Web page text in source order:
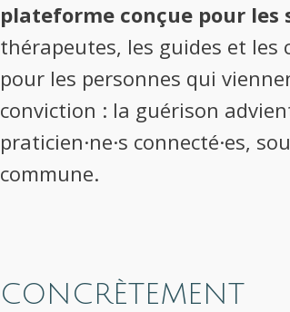
plateforme conçue pour les
thérapeutes, les guides et les
pour les personnes qui
conviction : la guérison
praticien·ne·s connecté·es,
commune.
CONCRÈTEMENT